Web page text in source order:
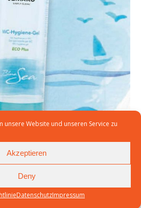
unsere Website und unseren Service zu
Akzeptieren
Deny
DatenschutzImpressum
2018
,JEMAKO,JEMAKO-Archiv